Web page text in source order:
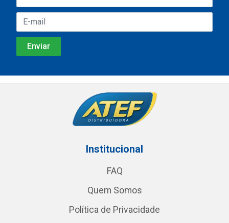
Institucional
FAQ
Quem Somos
Política de Privacidade